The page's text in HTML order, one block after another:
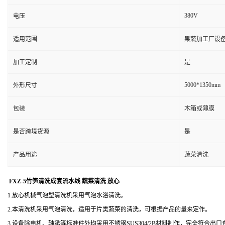
电压 380V
适用范围 果蔬加工厂设
加工定制 是
外形尺寸 5000*1350mm
包装 木箱或薄膜
是否跨境货源 是
产品用途 蔬菜清洗
FXZ-5竹笋清洗成套流水线 蔬菜清洗 放心
1.放心机械气泡型清洗机采用气泡水浴清洗。
2.本清洗机采用气泡清洗，适用于片类蔬菜的清洗，可根据产品的量来定作。
3.设备除电机、轴承等标准件外均采用不锈钢SUS304/2B材料制作，完全符合出口